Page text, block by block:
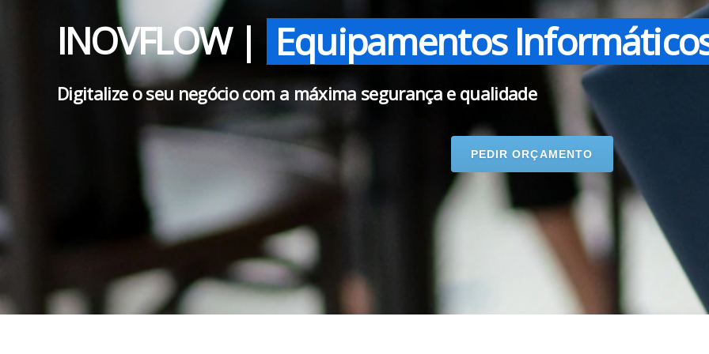
INOVFLOW | Equipamentos
Digitalize o seu negócio com a máxima segurança e qualidade
PEDIR ORÇAMENTO